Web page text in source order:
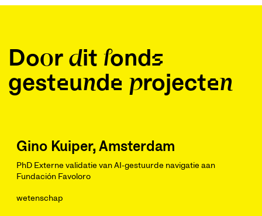
Door dit fonds
gesteunde projecten
Gino Kuiper, Amsterdam
PhD Externe validatie van AI-gestuurde navigatie aan
Fundación Favoloro
wetenschap